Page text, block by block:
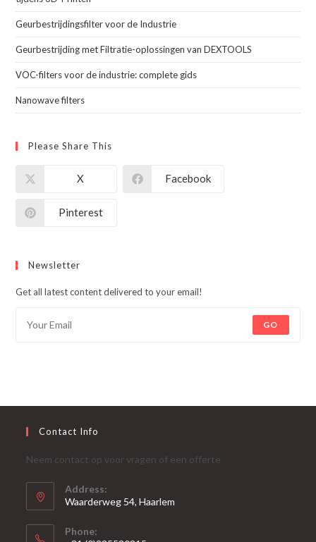
Geurbestrijdingsfilter voor de Industrie
Geurbestrijding met Filtratie-oplossingen van DEXTOOLS
VOC-filters voor de industrie: complete gids
Nanowave filters
Please Share This
X Facebook
Pinterest
Newsletter
Get all latest content delivered to your email!
GO
Contact Info
Neem contact op voor vragen of een offerte
Address:
Waarderweg 54, Haarlem
Phone: